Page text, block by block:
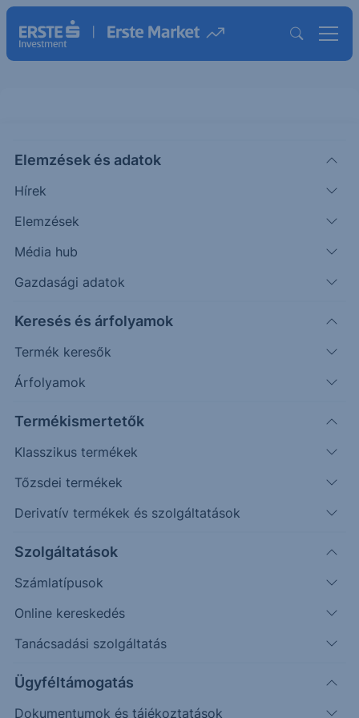
Elemzések és adatok
Hírek
Elemzések
Média hub
Gazdasági adatok
Keresés és árfolyamok
Termék keresők
Árfolyamok
Termékismertetők
Klasszikus termékek
Tőzsdei termékek
Derivatív termékek és szolgáltatások
Szolgáltatások
Számlatípusok
Online kereskedés
Tanácsadási szolgáltatás
Ügyféltámogatás
Dokumentumok és tájékoztatások
Árfolyamok
Budapesti Értéktőzsde BÉT Certifikátok/
BUX
146000
148000
146 563.20 -1522.77 Forg.:16M
A nap nyertesei
Termék
VIENNA INSURANCE GRP.
BIF
365.7500